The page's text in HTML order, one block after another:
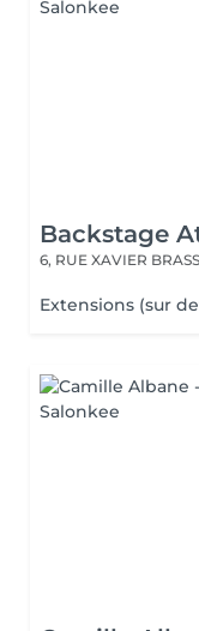
Backstage
6, RUE XAVIER
Extensions (sur